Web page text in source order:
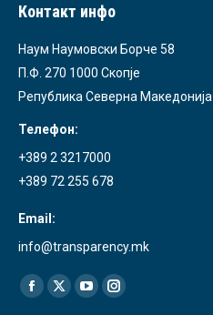
Контакт инфо
Наум Наумовски Борче 58
П.Ф. 270 1000 Скопје
Република Северна Македонија
Телефон:
+389 2 3217000
+389 72 255 678
Email:
info@transparency.mk
Find us on:
Facebook
X
YouTubeInstagram